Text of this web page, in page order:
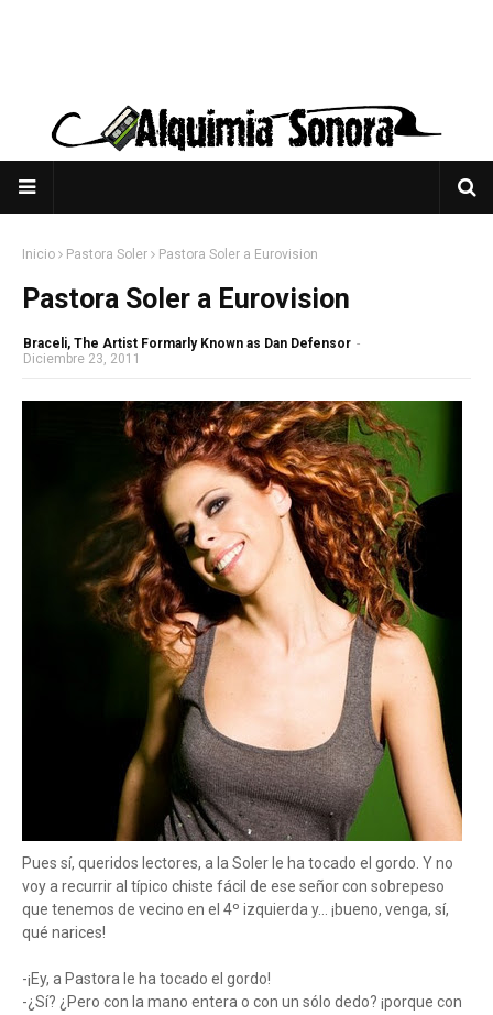
Inicio Pastora Soler Pastora Soler a Eurovision
Pastora Soler a Eurovision
Braceli, The Artist Formarly Known as Dan Defensor -
Diciembre 23, 2011
Pues sí, queridos lectores, a la Soler le ha tocado el gordo. Y no
voy a recurrir al típico chiste fácil de ese señor con sobrepeso
que tenemos de vecino en el 4º izquierda y... ¡bueno, venga, sí,
qué narices!
-¡Ey, a Pastora le ha tocado el gordo!
-¿Sí? ¿Pero con la mano entera o con un sólo dedo? ¡porque con